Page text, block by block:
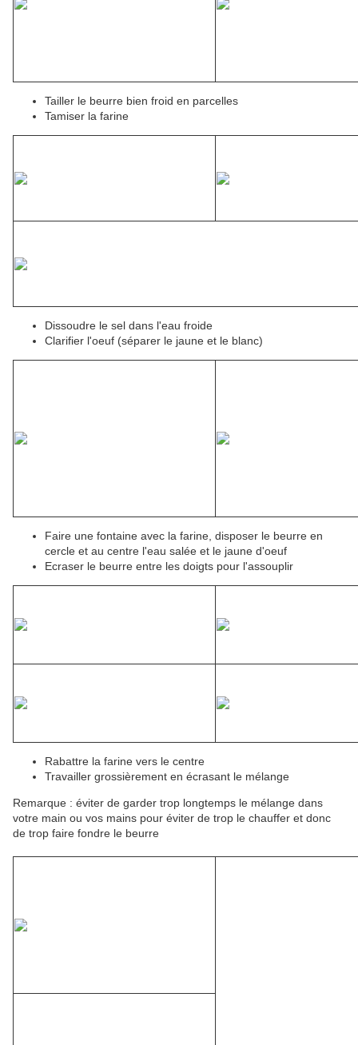
Tailler le beurre bien froid en parcelles
Tamiser la farine
Dissoudre le sel dans l'eau froide
Clarifier l'oeuf (séparer le jaune et le blanc)
Faire une fontaine avec la farine, disposer le beurre en
cercle et au centre l'eau salée et le jaune d'oeuf
Ecraser le beurre entre les doigts pour l'assouplir
Rabattre la farine vers le centre
Travailler grossièrement en écrasant le mélange
Remarque : éviter de garder trop longtemps le mélange dans
votre main ou vos mains pour éviter de trop le chauffer et donc
de trop faire fondre le beurre